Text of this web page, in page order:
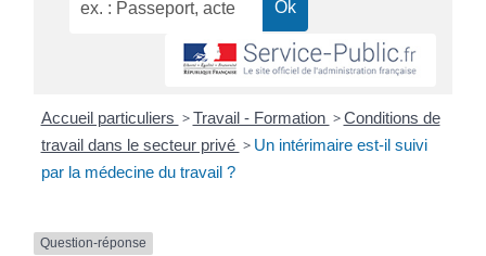
Accueil particuliers > Travail - Formation > Conditions de
travail dans le secteur privé > Un intérimaire est-il suivi
par la médecine du travail ?
Question-réponse